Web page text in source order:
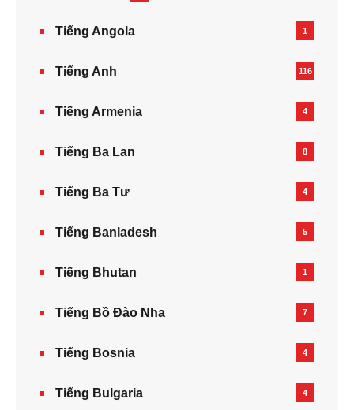
Tiếng Angola 1
Tiếng Anh 116
Tiếng Armenia‎ 4
Tiếng Ba Lan 8
Tiếng Ba Tư 4
Tiếng Banladesh 5
Tiếng Bhutan 1
Tiếng Bồ Đào Nha 7
Tiếng Bosnia 4
Tiếng Bulgaria 4